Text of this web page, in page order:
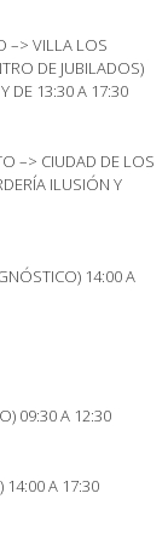
–> VILLA LOS
DE JUBILADOS)
DE 13:30 A 17:30
–> CIUDAD DE LOS
ILUSIÓN Y
14:00 A
09:30 A 12:30
14:00 A 17:30